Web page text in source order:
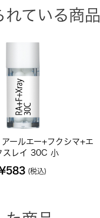
れている商品
ールエー+フクシマ+エ
スレイ 30C 小
(税込)